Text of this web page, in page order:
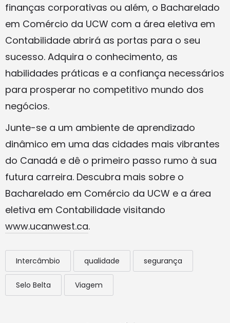
finanças corporativas ou além, o Bacharelado
em Comércio da UCW com a área eletiva em
Contabilidade abrirá as portas para o seu
sucesso. Adquira o conhecimento, as
habilidades práticas e a confiança necessários
para prosperar no competitivo mundo dos
negócios.
Junte-se a um ambiente de aprendizado
dinâmico em uma das cidades mais vibrantes
do Canadá e dê o primeiro passo rumo à sua
futura carreira. Descubra mais sobre o
Bacharelado em Comércio da UCW e a área
eletiva em Contabilidade visitando
www.ucanwest.ca.
Intercâmbio qualidade segurança
Selo Belta Viagem